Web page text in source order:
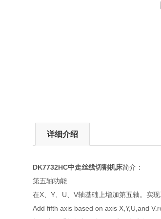
详细介绍
DK7732HC中走丝线切割机床简介：
第五轴功能
在X、Y、U、V轴基础上增加第五轴。实现
Add fifth axis based on axis X,Y,U,and